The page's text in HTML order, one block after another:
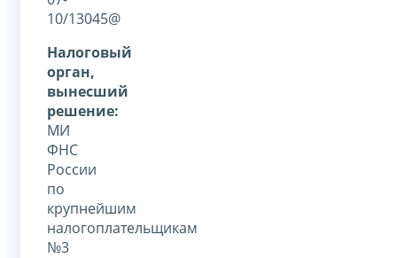
10/13045@
Налоговый
орган,
вынесший
решение:
МИ
ФНС
России
по
крупнейшим
налогоплательщикам
№3